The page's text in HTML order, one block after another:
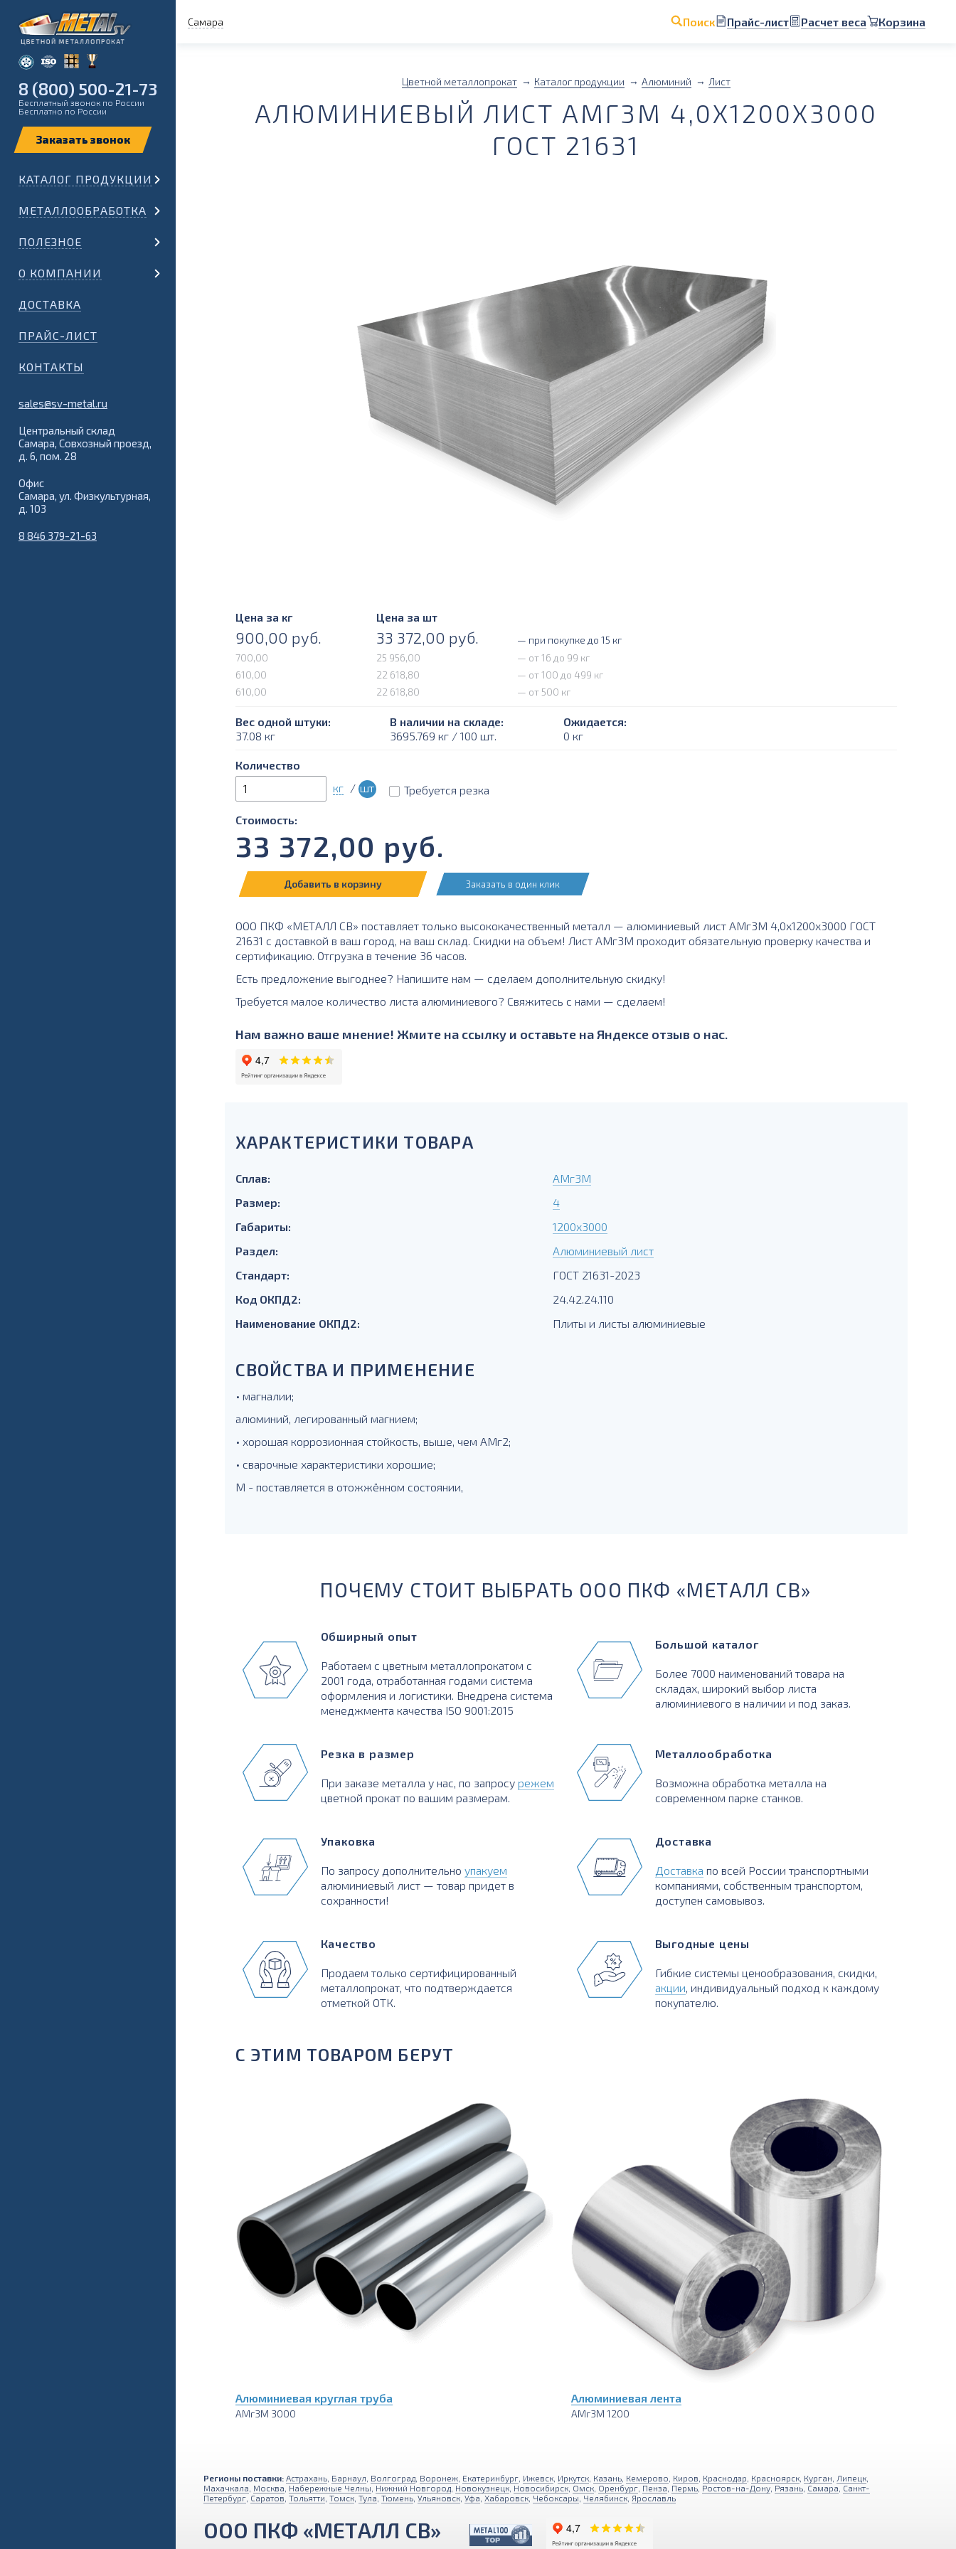
Самара Поиск Прайс-лист Расчет веса Корзина
8 (800) 500-21-73
Бесплатный звонок по России
Бесплатно по России
КАТАЛОГ ПРОДУКЦИИ
МЕТАЛЛООБРАБОТКА
ПОЛЕЗНОЕ
О КОМПАНИИ
ДОСТАВКА
ПРАЙС-ЛИСТ
КОНТАКТЫ
sales@sv-metal.ru
Центральный склад
Самара, Совхозный проезд,
д. 6, пом. 28
Офис
Самара, ул. Физкультурная,
д. 103
8 846 379-21-63
Цветной металлопрокат Каталог продукции Алюминий Лист
АЛЮМИНИЕВЫЙ ЛИСТ АМГ3М 4,0Х1200Х3000
ГОСТ 21631
Цена за кг Цена за шт
900,00 руб. 33 372,00 руб.
— при покупке до 15 кг
700,00
25 956,00
— от 16 до 99 кг
610,00
22 618,80
— от 100 до 499 кг
610,00
22 618,80 — от 500 кг
Вес одной штуки:
37.08 кг
В наличии на складе:
3695.769 кг / 100 шт.
Ожидается:
0 кг
Количество
кг / шт Требуется резка
Стоимость:
33 372,00 руб.
Добавить в корзину Заказать в один клик
ООО ПКФ «МЕТАЛЛ СВ» поставляет только высококачественный металл — алюминиевый лист АМг3М 4,0х1200х3000 ГОСТ
21631 с доставкой в ваш город, на ваш склад. Скидки на объем! Лист АМг3М проходит обязательную проверку качества и
сертификацию. Отгрузка в течение 36 часов.
Есть предложение выгоднее? Напишите нам — сделаем дополнительную скидку!
Требуется малое количество листа алюминиевого? Свяжитесь с нами — сделаем!
Нам важно ваше мнение! Жмите на ссылку и оставьте на Яндексе отзыв о нас.
ХАРАКТЕРИСТИКИ ТОВАРА
Сплав:
АМг3М
Размер:
4
Габариты:
1200х3000
Раздел:
Алюминиевый лист
Стандарт:
ГОСТ 21631-2023
Код ОКПД2:
24.42.24.110
Наименование ОКПД2:
Плиты и листы алюминиевые
СВОЙСТВА И ПРИМЕНЕНИЕ
• магналии;
алюминий, легированный магнием;
• хорошая коррозионная стойкость, выше, чем АМг2;
• сварочные характеристики хорошие;
М - поставляется в отожжённом состоянии,
ПОЧЕМУ СТОИТ ВЫБРАТЬ ООО ПКФ «МЕТАЛЛ СВ»
Обширный опыт
Работаем с цветным металлопрокатом с
2001 года, отработанная годами система
оформления и логистики. Внедрена система
менеджмента качества ISO 9001:2015
Резка в размер
При заказе металла у нас, по запросу режем
цветной прокат по вашим размерам.
Упаковка
По запросу дополнительно упакуем
алюминиевый лист — товар придет в
сохранности!
Качество
Продаем только сертифицированный
металлопрокат, что подтверждается
отметкой ОТК.
Большой каталог
Более 7000 наименований товара на
складах, широкий выбор листа
алюминиевого в наличии и под заказ.
Металлообработка
Возможна обработка металла на
современном парке станков.
Доставка
Доставка по всей России транспортными
компаниями, собственным транспортом,
доступен самовывоз.
Выгодные цены
Гибкие системы ценообразования, скидки,
акции, индивидуальный подход к каждому
покупателю.
С ЭТИМ ТОВАРОМ БЕРУТ
Алюминиевая круглая труба
АМг3М 3000
Алюминиевая лента
АМг3М 1200
Регионы поставки: Астрахань Барнаул Волгоград Воронеж Екатеринбург Ижевск Иркутск Казань Кемерово Киров Краснодар Красноярск Курган Липецк
Махачкала Москва Набережные Челны Нижний Новгород Новокузнецк Новосибирск Омск Оренбург Пенза Пермь Ростов-на-Дону Рязань Самара Санкт-
Петербург Саратов Тольятти Томск Тула Тюмень Ульяновск Уфа Хабаровск Чебоксары Челябинск Ярославль
ООО ПКФ «МЕТАЛЛ СВ»